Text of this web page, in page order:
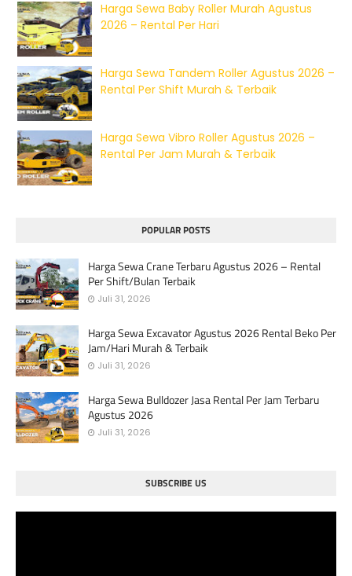
Harga Sewa Baby Roller Murah Agustus
2026 – Rental Per Hari
Harga Sewa Tandem Roller Agustus 2026 –
Rental Per Shift Murah & Terbaik
Harga Sewa Vibro Roller Agustus 2026 –
Rental Per Jam Murah & Terbaik
POPULAR POSTS
Harga Sewa Crane Terbaru Agustus 2026 – Rental
Per Shift/Bulan Terbaik
Juli 31, 2026
Harga Sewa Excavator Agustus 2026 Rental Beko Per
Jam/Hari Murah & Terbaik
Juli 31, 2026
Harga Sewa Bulldozer Jasa Rental Per Jam Terbaru
Agustus 2026
Juli 31, 2026
SUBSCRIBE US